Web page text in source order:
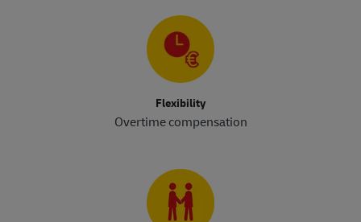
Flexibility
Overtime compensation